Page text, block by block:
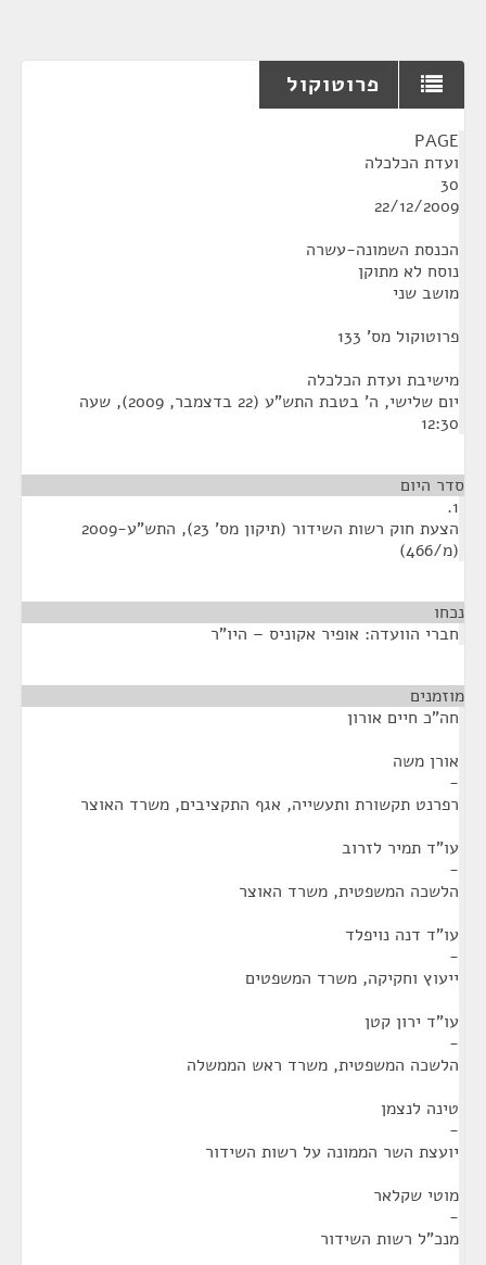
פרוטוקול
PAGE
ועדת הכלכלה
30
22/12/2009
הכנסת השמונה-עשרה
נוסח לא מתוקן
מושב שני
פרוטוקול מס' 133
מישיבת ועדת הכלכלה
‏יום שלישי, ה' בטבת התש"ע (‏22 בדצמבר, 2009), שעה
12:30
סדר היום
1.
הצעת חוק רשות השידור (תיקון מס' 23), התש"ע-2009
(מ/466)
נכחו
חברי הוועדה: אופיר אקוניס – היו"ר
מוזמנים
חה"כ חיים אורון
אורן משה
-
רפרנט תקשורת ותעשייה, אגף התקציבים, משרד האוצר
עו"ד תמיר לזרוב
-
הלשכה המשפטית, משרד האוצר
עו"ד דנה נויפלד
-
ייעוץ וחקיקה, משרד המשפטים
עו"ד ירון קטן
-
הלשכה המשפטית, משרד ראש הממשלה
טינה לנצמן
-
יועצת השר הממונה על רשות השידור
מוטי שקלאר
-
מנכ"ל רשות השידור